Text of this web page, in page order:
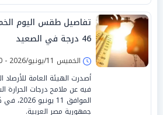
تفاصيل طقس اليوم
46 درجة في الصعيد
الخميس 11/يونيو/2026 - 02:00 ص
أصدرت الهيئة العامة للأرصاد
فيه عن ملامح درجات الحرارة
الموافق
جمهورية مصر العربية.